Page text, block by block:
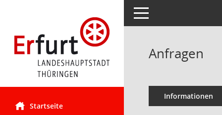
Startseite
Toggle navigation
Anfragen
Informationen